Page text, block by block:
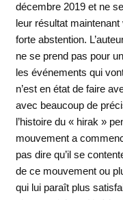
décembre 2019 et ne
leur résultat
forte abstention.
ne se prend pas pour
les événements qui
n’est en état de faire
avec beaucoup de
l’histoire du « hirak »
mouvement a
pas dire qu’il se
de ce mouvement ou
qui lui paraît plus